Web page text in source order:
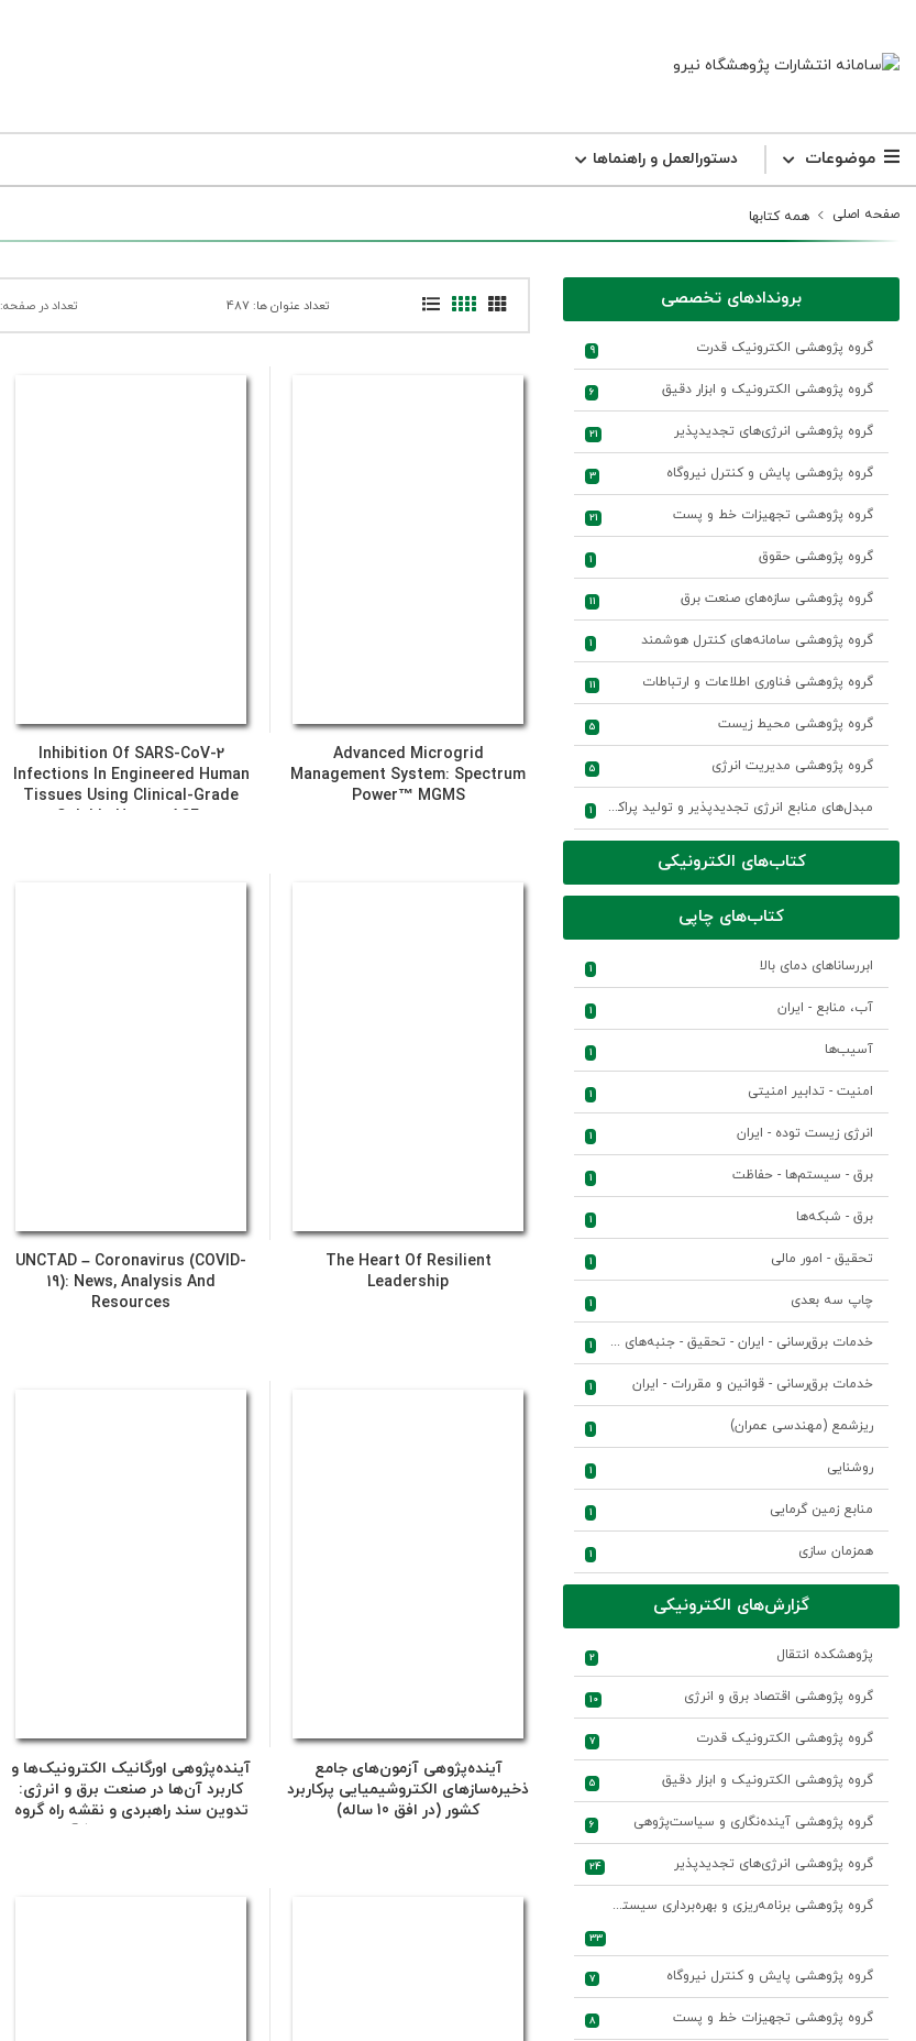
موضوعات دستورالعمل و راهنما‌ها
صفحه اصلی همه کتابها
بروندادهای تخصصی
گروه پژوهشی الکترونیک قدرت 9
گروه پژوهشی الکترونیک و ابزار دقیق 6
گروه پژوهشی انرژی‌های تجدیدپذیر 21
گروه پژوهشی پایش و کنترل نیروگاه 3
گروه پژوهشی تجهیزات خط و پست 21
گروه پژوهشی حقوق 1
گروه پژوهشی سازه‌های صنعت برق 11
گروه پژوهشی سامانه‌های کنترل هوشمند 1
گروه پژوهشی فناوری اطلاعات و ارتباطات 11
گروه پژوهشی محیط زیست 5
گروه پژوهشی مدیریت انرژی 5
مبدل‌های منابع انرژی تجدیدپذیر و تولید پراکنده 1
کتاب‌های الکترونیکی
کتاب‌های چاپی
ابررساناهای دمای بالا 1
آب، منابع - ایران 1
آسیب‌ها 1
امنیت - تدابیر امنیتی 1
انرژی زیست توده - ایران 1
برق - سیستم‌ها - حفاظت 1
برق - شبکه‌ها 1
تحقیق - امور مالی 1
چاپ سه بعدی 1
خدمات برق‌رسانی - ایران - تحقیق - جنبه‌های اقتصادی 1
خدمات برق‌رسانی - قوانین و مقررات - ایران 1
ریزشمع (مهندسی عمران) 1
روشنایی 1
منابع زمین گرمایی 1
همزمان سازی 1
گزارش‌های الکترونیکی
پژوهشکده انتقال 2
گروه پژوهشی اقتصاد برق و انرژی 10
گروه پژوهشی الکترونیک قدرت 7
گروه پژوهشی الکترونیک و ابزار دقیق 5
گروه پژوهشی آینده‌نگاری و سیاست‌پژوهی 6
گروه پژوهشی انرژی‌های تجدیدپذیر 24
گروه پژوهشی برنامه‌ریزی و بهره‌برداری سیستم‌های قدرت
33
گروه پژوهشی پایش و کنترل نیروگاه 7
گروه پژوهشی تجهیزات خط و پست 8
تعداد عنوان ها: 487 تعداد در صفحه:
Advanced Microgrid
Management System: Spectrum
Power™ MGMS
Inhibition Of SARS-CoV-2
Infections In Engineered Human
Tissues Using Clinical-Grade
Soluble Human ACE2
The Heart Of Resilient
Leadership
UNCTAD – Coronavirus (COVID-
19): News, Analysis And
Resources
آینده‌پژوهی آزمون‌های جامع
ذخیره‌سازهای الکتروشیمیایی پرکاربرد
کشور (در افق 10 ساله)
آینده‌پژوهی اورگانیک الکترونیک‌ها و
کاربرد آن‌ها در صنعت برق و انرژی:
تدوین سند راهبردی و نقشه راه گروه
پژوهشی شیمی و فرآیند